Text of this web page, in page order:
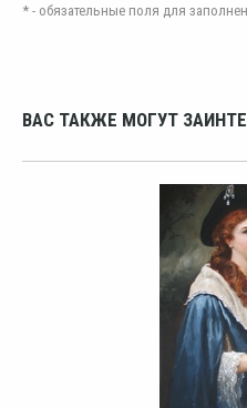
* - обязательные поля для
ВАС ТАКЖЕ МОГУТ